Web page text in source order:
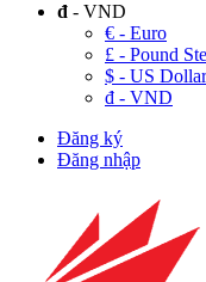
đ - VND
€ - Euro
£ - Pound
$ - US Dollar
đ - VND
Đăng ký
Đăng nhập